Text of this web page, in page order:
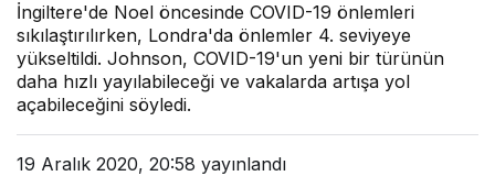
İngiltere'de Noel öncesinde COVID-19 önlemleri
sıkılaştırılırken, Londra'da önlemler 4. seviyeye
yükseltildi. Johnson, COVID-19'un yeni bir türünün
daha hızlı yayılabileceği ve vakalarda artışa yol
açabileceğini söyledi.
19 Aralık 2020, 20:58 yayınlandı